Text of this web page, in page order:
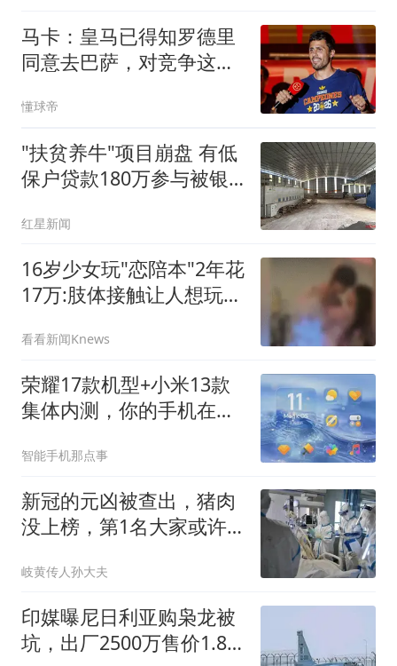
马卡：皇马已得知罗德里
同意去巴萨，对竞争这笔
懂球帝
"扶贫养牛"项目崩盘 有低
保户贷款180万参与被银
红星新闻
16岁少女玩"恋陪本"2年花
17万:肢体接触让人想玩多
看看新闻Knews
荣耀17款机型+小米13款
集体内测，你的手机在名
智能手机那点事
新冠的元凶被查出，猪肉
没上榜，第1名大家或许
岐黄传人孙大夫
印媒曝尼日利亚购枭龙被
坑，出厂2500万售价1.8